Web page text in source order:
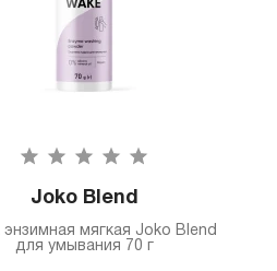
Joko Blend
энзимная мягкая Joko Blend
для умывания 70 г